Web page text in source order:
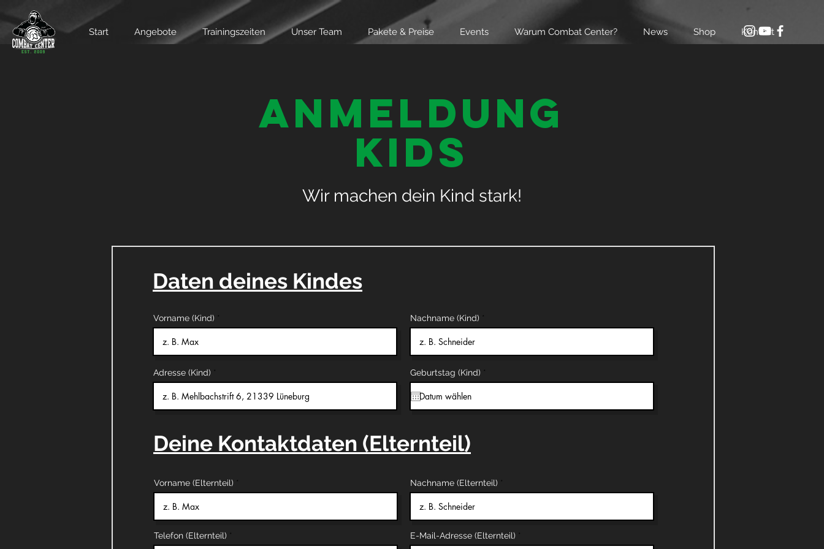
Start Angebote Trainingszeiten Unser Team Pakete & Preise Events Warum Combat Center? News Shop Kontakt
Anmeldung
Kids
Wir machen dein Kind stark!
Daten deines Kindes
Vorname (Kind) Nachname (Kind)
Adresse (Kind) Geburtstag (Kind) *
e
Deine Kontaktdaten (Elternteil)
Vorname (Elternteil) Nachname (Elternteil)
Telefon (Elternteil) E-Mail-Adresse (Elternteil)